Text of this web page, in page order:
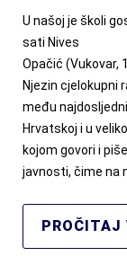
U našoj je školi
sati Nives
Opačić (Vukovar,
Njezin cjelokupni
među
Hrvatskoj i u
kojom govori i
javnosti, čime na
PROČITAJ